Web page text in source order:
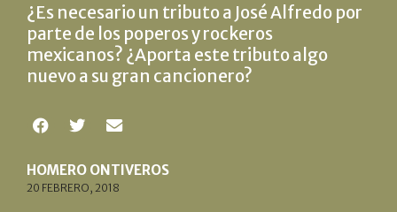
¿Es necesario un tributo a José Alfredo por
parte de los poperos y rockeros
mexicanos? ¿Aporta este tributo algo
nuevo a su gran cancionero?
HOMERO ONTIVEROS
20 FEBRERO, 2018